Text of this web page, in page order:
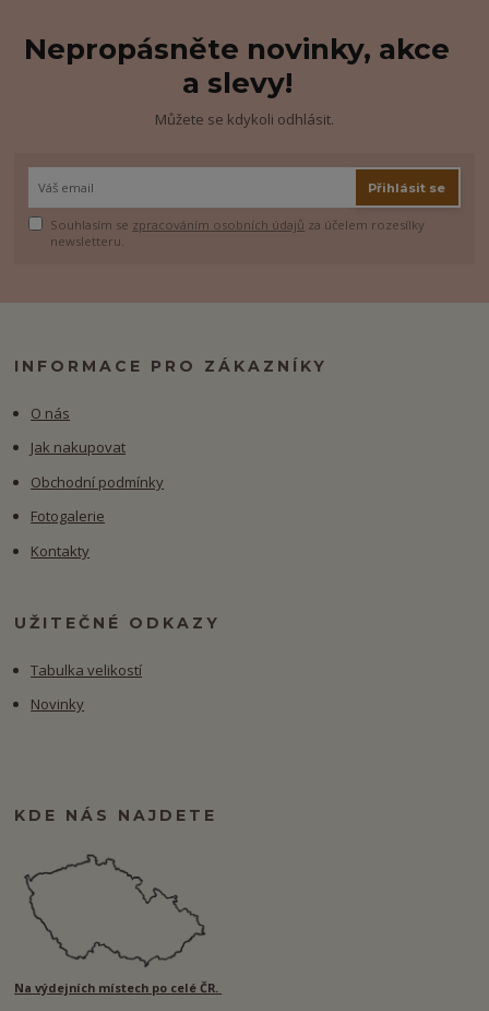
Nepropásněte novinky, akce
a slevy!
Můžete se kdykoli odhlásit.
Přihlásit se
Souhlasím se zpracováním osobních údajů za účelem rozesílky
newsletteru.
INFORMACE PRO ZÁKAZNÍKY
O nás
Jak nakupovat
Obchodní podmínky
Fotogalerie
Kontakty
UŽITEČNÉ ODKAZY
Tabulka velikostí
Novinky
KDE NÁS NAJDETE
Na výdejních místech po celé ČR.